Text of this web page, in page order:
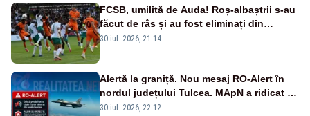
FCSB, umilită de Auda! Roș-albaștrii s-au
făcut de râs și au fost eliminați din
Conference League
30 iul. 2026, 21:14
Alertă la graniță. Nou mesaj RO-Alert în
nordul județului Tulcea. MApN a ridicat de
la sol două avioane F-16
30 iul. 2026, 22:12